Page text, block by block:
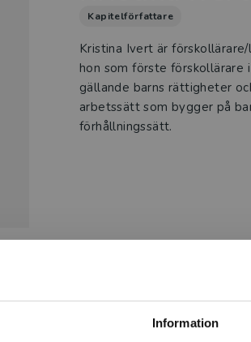
Information
Begränsad fraktregion
Kapitelförfattare
Kristina Ivert är
hon som förste förskollärare
gällande barns rättigheter
arbetssätt som bygger på
förhållningssätt.
Produkter